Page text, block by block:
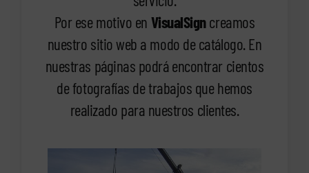
Por ese motivo en VisualSigncreamos
nuestro sitio web a modo de catálogo. En
nuestras páginas podrá encontrar cientos
de fotografías de trabajos que hemos
realizado para nuestros clientes.